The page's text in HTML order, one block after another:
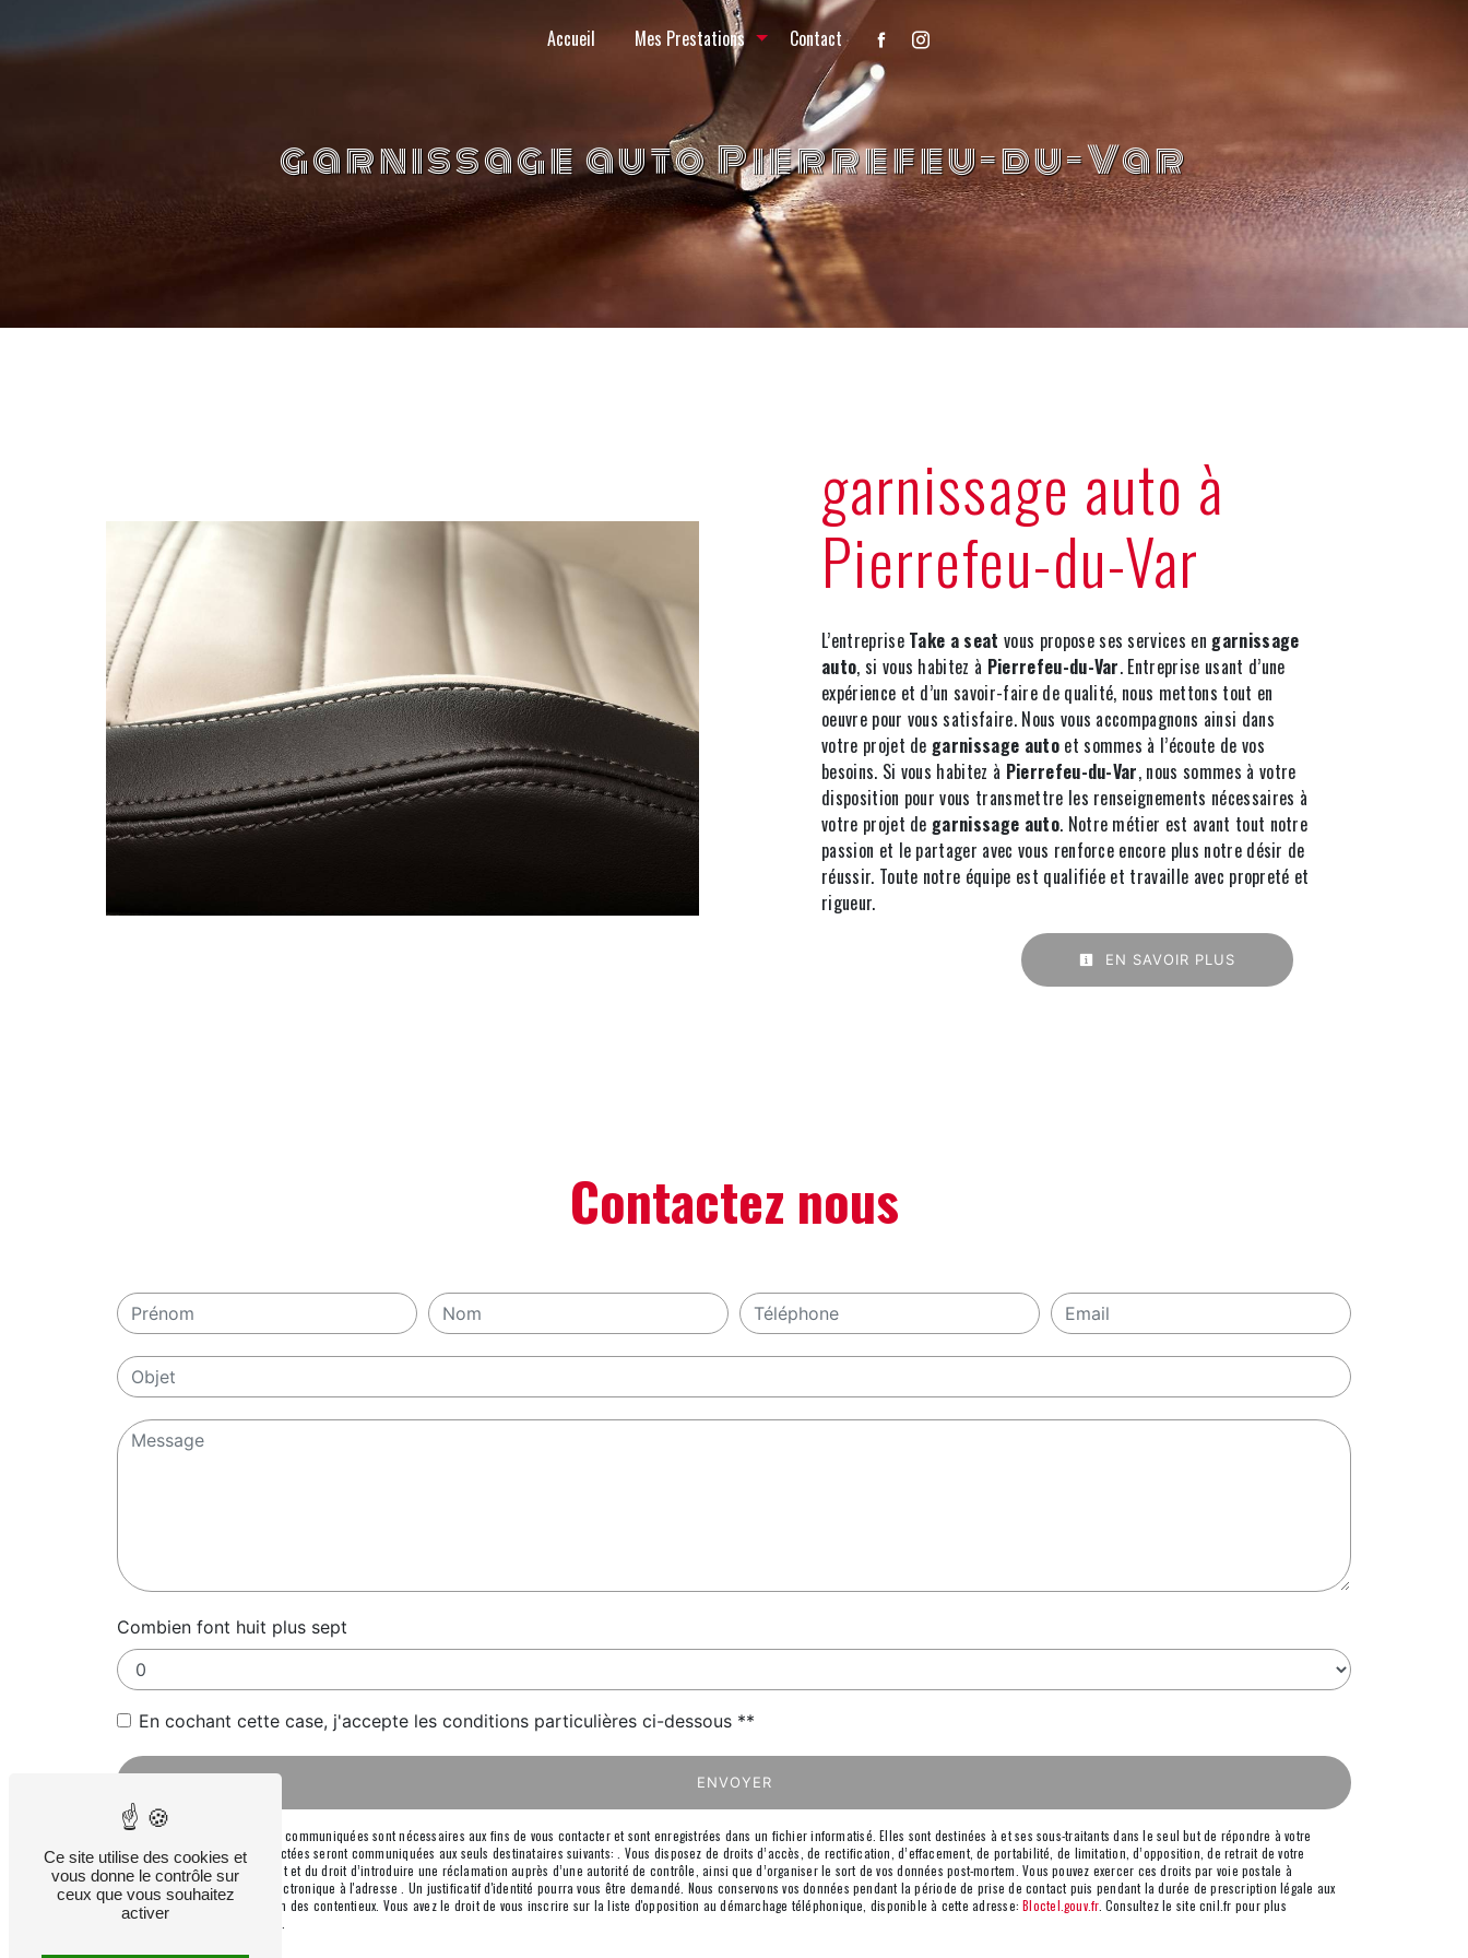
Accueil Mes Prestations Contact
garnissage auto Pierrefeu-du-Var
garnissage auto à
Pierrefeu-du-Var
L’entreprise Take a seat vous propose ses services en garnissage
auto, si vous habitez à Pierrefeu-du-Var. Entreprise usant d’une
expérience et d’un savoir-faire de qualité, nous mettons tout en
oeuvre pour vous satisfaire. Nous vous accompagnons ainsi dans
votre projet de garnissage autoet sommes à l’écoute de vos
besoins. Si vous habitez à Pierrefeu-du-Var, nous sommes à votre
disposition pour vous transmettre les renseignements nécessaires à
votre projet de garnissage auto. Notre métier est avant tout notre
passion et le partager avec vous renforce encore plus notre désir de
réussir. Toute notre équipe est qualifiée et travaille avec propreté et
rigueur.
EN SAVOIR PLUS
Contactez nous
Combien font huit plus sept
En cochant cette case, j'accepte les conditions particulières ci-dessous **
ENVOYER
** Les données personnelles communiquées sont nécessaires aux fins de vous contacter et sont enregistrées dans un fichier informatisé. Elles sont destinées à et ses sous-traitants dans le seul but de répondre à votre
message. Les données collectées seront communiquées aux seuls destinataires suivants: . Vous disposez de droits d’accès, de rectification, d’effacement, de portabilité, de limitation, d’opposition, de retrait de votre
consentement à tout moment et du droit d’introduire une réclamation auprès d’une autorité de contrôle, ainsi que d’organiser le sort de vos données post-mortem. Vous pouvez exercer ces droits par voie postale à
l'adresse ou par courrier électronique à l'adresse . Un justificatif d'identité pourra vous être demandé. Nous conservons vos données pendant la période de prise de contact puis pendant la durée de prescription légale aux
fins probatoires et de gestion des contentieux. Vous avez le droit de vous inscrire sur la liste d'opposition au démarchage téléphonique, disponible à cette adresse:Bloctel.gouv.fr. Consultez le site cnil.fr pour plus
d’informations sur vos droits.
Panneau de gestion des cookies
Ce site utilise des cookies et
vous donne le contrôle sur
ceux que vous souhaitez
activer